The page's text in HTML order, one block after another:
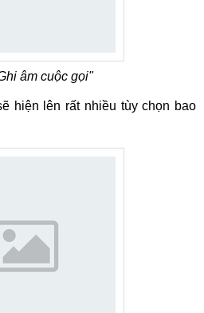
âm cuộc gọi"
hiện lên rất nhiều tùy chọn bao